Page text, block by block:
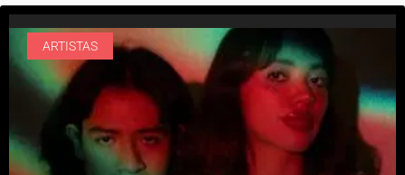
ARTISTAS